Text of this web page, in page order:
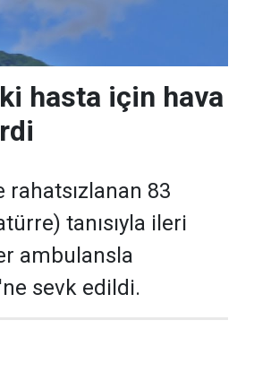
hasta için hava
83
tanısıyla ileri
ambulansla
sevk edildi.